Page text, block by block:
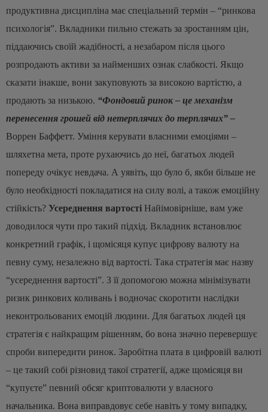
продуктивна дисципліна має спеціальний термін – “ринкова
психологія”. Вкладники пильно стежать за зростанням цін,
піддаючись своїй жадібності, а незабаром після цього
розпродають активи за найменших ознак слабкості. Якщо
сказати інакше, вони закуповують за високою вартістю, а
продають за низькою. “Фондовий ринок – це механізм
перенесення грошей від нетерплячих до терплячих” –
Воррен Баффетт. Уміння керувати власними емоціями –
шляхетна мета, проте рухаючись до неї, багатьох людей
попереду очікує невдача. А уявіть, що було б, якби більше не
було необхідності покладатися на силу волі, а також емоційну
стійкість? Усереднення вартості Найімовірніше, вам уже
доводилося чути про такий підхід. Вкладник встановлює
конкретний графік, і щомісяця купує цифрову валюту на
певну суму, незалежно від вартості. Така стратегія має назву
“усереднення вартості”. З її допомогою можна мінімізувати
ризик ринкових коливань і водночас скоротити наслідки
неконтрольованих емоцій людини. Для багатьох людей ця
стратегія є найкращим рішенням, бо вона значно перевершує
спроби випередити ринок. Заробітна плата в цифровій валюті
– це такий собі різновид такої стратегії, адже щомісяця ви
“купуєте” певний обсяг криптовалюти у власного
начальника. Вона виправдовує себе навіть у тому випадку,